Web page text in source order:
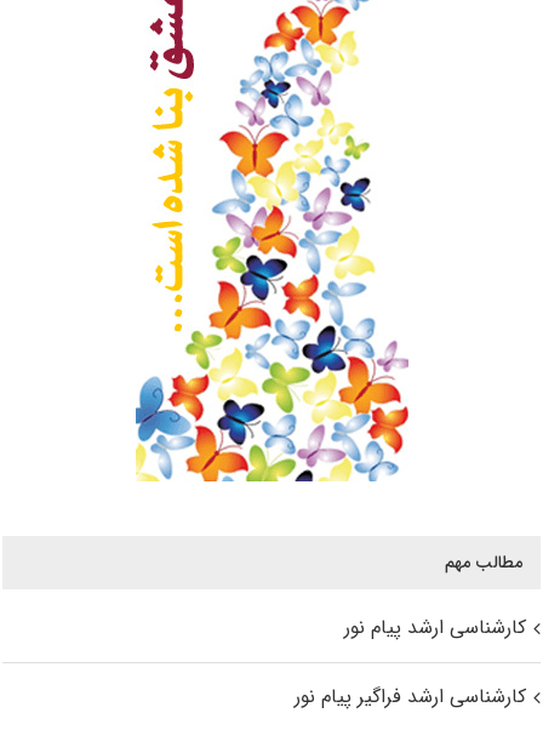
مطالب مهم
کارشناسی ارشد پیام نور
کارشناسی ارشد فراگیر پیام نور